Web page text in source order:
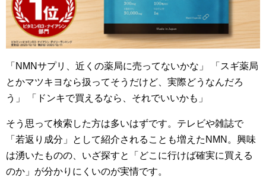
「NMNサプリ、近くの薬局に売ってないかな」 「スギ薬局
とかマツキヨなら扱ってそうだけど、実際どうなんだろ
う」 「ドンキで買えるなら、それでいいかも」
そう思って検索した方は多いはずです。テレビや雑誌で
「若返り成分」として紹介されることも増えたNMN。興味
は湧いたものの、いざ探すと「どこに行けば確実に買える
のか」が分かりにくいのが実情です。